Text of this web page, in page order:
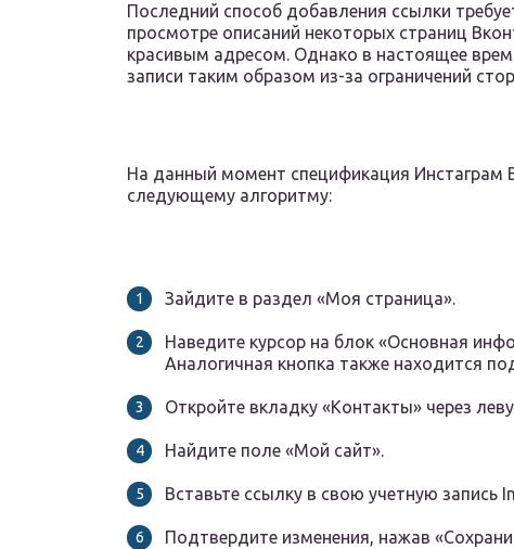
Последний способ добавления ссылки
просмотре описаний некоторых страниц
красивым адресом. Однако в настоящее
записи таким образом из-за ограничений
На данный момент спецификация Инстаграм
следующему алгоритму:
Зайдите в раздел «Моя страница».
Наведите курсор на блок «Основная
Аналогичная кнопка также находится
Откройте вкладку «Контакты» через
Найдите поле «Мой сайт».
Вставьте ссылку в свою учетную запись
Подтвердите изменения, нажав